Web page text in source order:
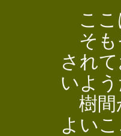
ここ
そも
され
いよう
樹間
よいこ